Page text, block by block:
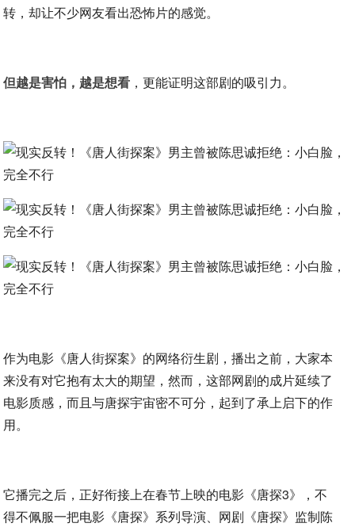
转，却让不少网友看出恐怖片的感觉。
但越是害怕，越是想看 ，更能证明这部剧的吸引力。
作为电影《唐人街探案》的网络衍生剧，播出之前，大家本
来没有对它抱有太大的期望，然而，这部网剧的成片延续了
电影质感，而且与唐探宇宙密不可分，起到了承上启下的作
用。
它播完之后，正好衔接上在春节上映的电影《唐探3》，不
得不佩服一把电影《唐探》系列导演、网剧《唐探》监制陈